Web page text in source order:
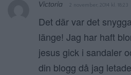
Victoria 2 november, 2014 kl. 18:23
Det där var det
länge! Jag har haft
jesus gick i sandaler
din blogg då jag